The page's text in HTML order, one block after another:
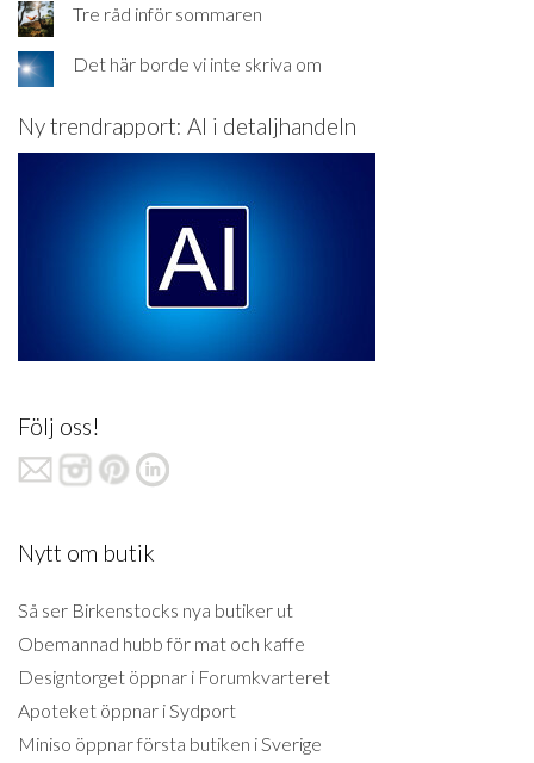
Tre råd inför sommaren
Det här borde vi inte skriva om
Ny trendrapport: AI i detaljhandeln
Följ oss!
Nytt om butik
Så ser Birkenstocks nya butiker ut
Obemannad hubb för mat och kaffe
Designtorget öppnar i Forumkvarteret
Apoteket öppnar i Sydport
Miniso öppnar första butiken i Sverige